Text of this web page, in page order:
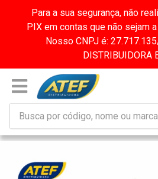
Para a sua segurança, não
PIX em contas que não sejam
Nosso CNPJ é:
DISTRIBUIDORA